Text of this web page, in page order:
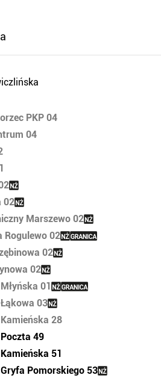
PKP 04
04
02
Marszewo 02
Rogulewo 02
02
02
01
03
28
49
51
Pomorskiego 53